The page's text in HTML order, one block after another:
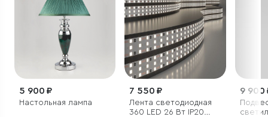
5 900 ₽
Настольная лампа
7 550 ₽
Лента светодиодная
360 LED 26 Вт IP20
9 900